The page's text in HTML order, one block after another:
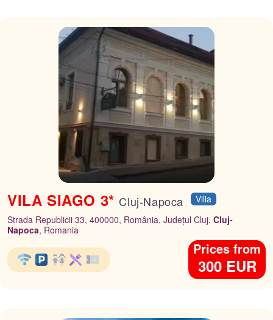
VILA SIAGO 3* Cluj-Napoca
Villa
Strada Republicii 33, 400000, România, Județul Cluj, Cluj-
Napoca, Romania
Prices from
300 EUR